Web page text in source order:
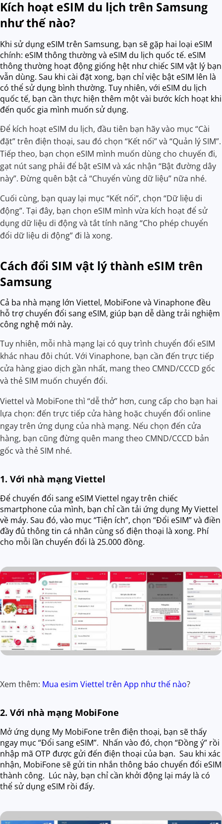
Kích hoạt eSIM du lịch trên Samsung
như thế nào?
Khi sử dụng eSIM trên Samsung, bạn sẽ gặp hai loại eSIM
chính: eSIM thông thường và eSIM du lịch quốc tế. eSIM
thông thường hoạt động giống hệt như chiếc SIM vật lý bạn
vẫn dùng. Sau khi cài đặt xong, bạn chỉ việc bật eSIM lên là
có thể sử dụng bình thường. Tuy nhiên, với eSIM du lịch
quốc tế, bạn cần thực hiện thêm một vài bước kích hoạt khi
đến quốc gia mình muốn sử dụng.
Để kích hoạt eSIM du lịch, đầu tiên bạn hãy vào mục “Cài
đặt” trên điện thoại, sau đó chọn “Kết nối” và “Quản lý SIM”.
Tiếp theo, bạn chọn eSIM mình muốn dùng cho chuyến đi,
gạt nút sang phải để bật eSIM và xác nhận “Bật đường dây
này”. Đừng quên bật cả “Chuyển vùng dữ liệu” nữa nhé.
Cuối cùng, bạn quay lại mục “Kết nối”, chọn “Dữ liệu di
động”. Tại đây, bạn chọn eSIM mình vừa kích hoạt để sử
dụng dữ liệu di động và tắt tính năng “Cho phép chuyển
đổi dữ liệu di động” đi là xong.
Cách đổi SIM vật lý thành eSIM trên
Samsung
Cả ba nhà mạng lớn Viettel, MobiFone và Vinaphone đều
hỗ trợ chuyển đổi sang eSIM, giúp bạn dễ dàng trải nghiệm
công nghệ mới này.
Tuy nhiên, mỗi nhà mạng lại có quy trình chuyển đổi eSIM
khác nhau đôi chút. Với Vinaphone, bạn cần đến trực tiếp
cửa hàng giao dịch gần nhất, mang theo CMND/CCCD gốc
và thẻ SIM muốn chuyển đổi.
Viettel và MobiFone thì “dễ thở” hơn, cung cấp cho bạn hai
lựa chọn: đến trực tiếp cửa hàng hoặc chuyển đổi online
ngay trên ứng dụng của nhà mạng. Nếu chọn đến cửa
hàng, bạn cũng đừng quên mang theo CMND/CCCD bản
gốc và thẻ SIM nhé.
1. Với nhà mạng Viettel
Để chuyển đổi sang eSIM Viettel ngay trên chiếc
smartphone của mình, bạn chỉ cần tải ứng dụng My Viettel
về máy. Sau đó, vào mục “Tiện ích”, chọn “Đổi eSIM” và điền
đầy đủ thông tin cá nhân cùng số điện thoại là xong. Phí
cho mỗi lần chuyển đổi là 25.000 đồng.
Xem thêm: Mua esim Viettel trên App như thế nào?
2. Với nhà mạng MobiFone
Mở ứng dụng My MobiFone trên điện thoại, bạn sẽ thấy
ngay mục “Đổi sang eSIM”. Nhấn vào đó, chọn “Đồng ý” rồi
nhập mã OTP được gửi đến điện thoại của bạn. Sau khi xác
nhận, MobiFone sẽ gửi tin nhắn thông báo chuyển đổi eSIM
thành công. Lúc này, bạn chỉ cần khởi động lại máy là có
thể sử dụng eSIM rồi đấy.